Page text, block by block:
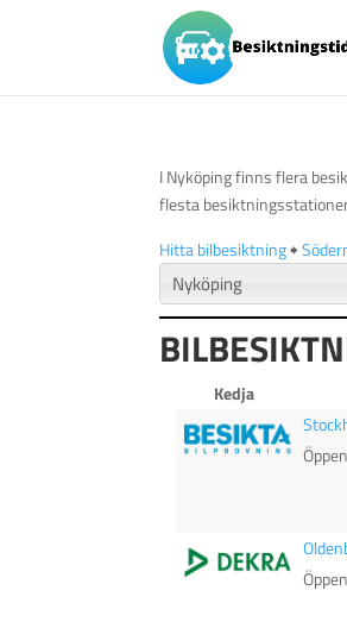
I Nyköping finns flera
flesta
Hitta bilbesiktning🠺
Kedja
Öppen
Öppen